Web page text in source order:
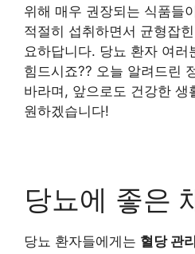
위해 매우 권장되는 식품들
적절히 섭취하면서 균형잡
요하답니다. 당뇨 환자 여러
힘드시죠?? 오늘 알려드린
바라며, 앞으로도 건강한 생
원하겠습니다!
당뇨에 좋은
당뇨 환자들에게는 혈당 관리